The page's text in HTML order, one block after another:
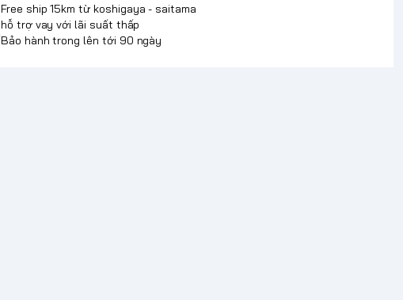
Free ship 15km từ koshigaya - saitama
hỗ trợ vay với lãi suất thấp
Bảo hành trong lên tới 90 ngày